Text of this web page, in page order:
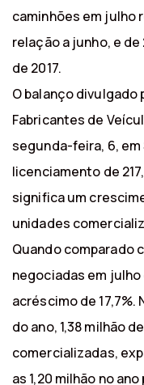
caminhões em julho
relação a junho, e
de 2017.
O balanço divulgado
Fabricantes de
segunda-feira, 6, em
licenciamento de
significa um
unidades
Quando comparado
negociadas em julho
acréscimo de
do ano, 1,38 milhão
comercializadas,
as 1,20 milhão no